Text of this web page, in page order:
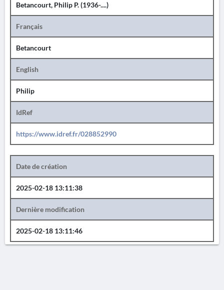
Betancourt, Philip P. (1936-....)
Français
Betancourt
English
Philip
IdRef
https://www.idref.fr/028852990
Date de création
2025-02-18 13:11:38
Dernière modification
2025-02-18 13:11:46